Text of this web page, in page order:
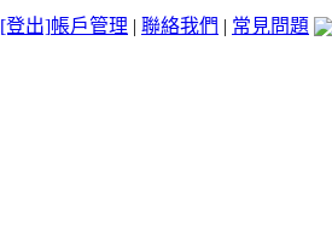
[登出]帳戶管理 | 聯絡我們 | 常見問題